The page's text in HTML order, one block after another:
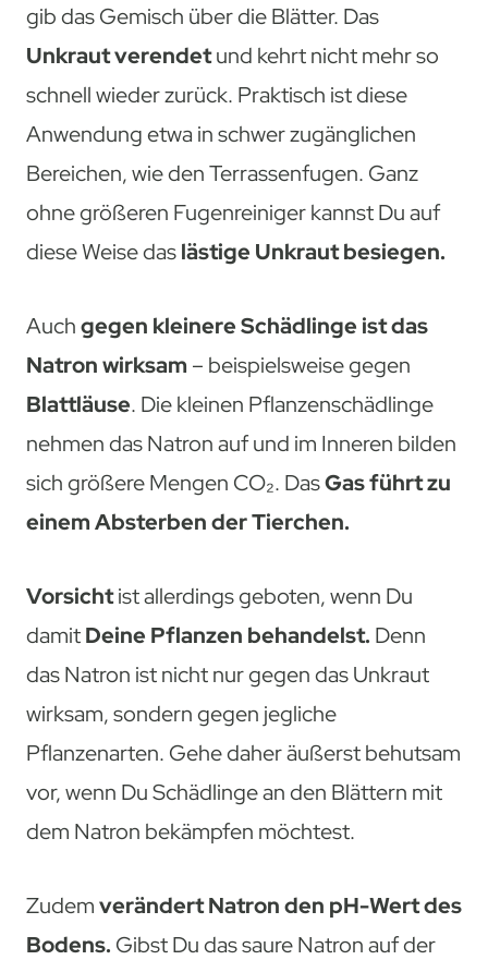
gib das Gemisch über die Blätter. Das
Unkraut verendetund kehrt nicht mehr so
schnell wieder zurück. Praktisch ist diese
Anwendung etwa in schwer zugänglichen
Bereichen, wie den Terrassenfugen. Ganz
ohne größeren Fugenreiniger kannst Du auf
diese Weise daslästige Unkraut besiegen.
Auchgegen kleinere Schädlinge ist das
Natron wirksam – beispielsweise gegen
Blattläuse. Die kleinen Pflanzenschädlinge
nehmen das Natron auf und im Inneren bilden
sich größere Mengen CO₂. DasGas führt zu
einem Absterben der Tierchen.
Vorsichtist allerdings geboten, wenn Du
damitDeine Pflanzen behandelst. Denn
das Natron ist nicht nur gegen das Unkraut
wirksam, sondern gegen jegliche
Pflanzenarten. Gehe daher äußerst behutsam
vor, wenn Du Schädlinge an den Blättern mit
dem Natron bekämpfen möchtest.
Zudemverändert Natron den pH-Wert des
Bodens. Gibst Du das saure Natron auf der